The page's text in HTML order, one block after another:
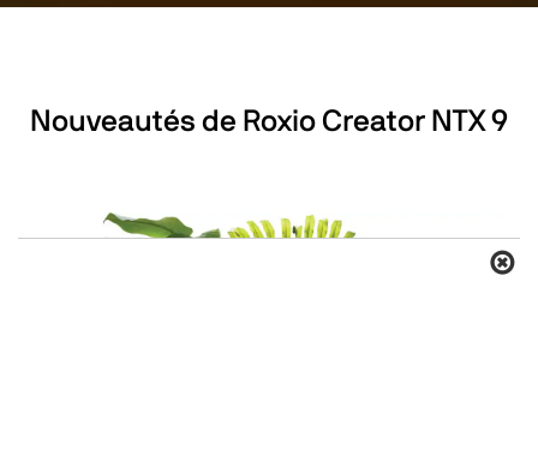
Nouveautés de Roxio Creator NTX 9